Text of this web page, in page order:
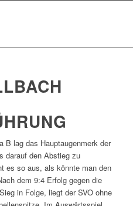
B lag das Hauptaugenmerk der
darauf den Abstieg zu
es so aus, als könnte man den
dem 9:4 Erfolg gegen die
in Folge, liegt der SVO ohne